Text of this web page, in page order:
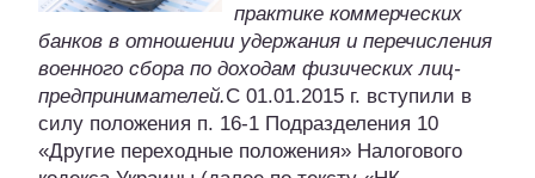
практике коммерческих
банков в отношении удержания и перечисления
военного сбора по доходам физических лиц-
предпринимателей.С 01.01.2015 г. вступили в
силу положения п. 16-1 Подразделения 10
«Другие переходные положения» Налогового